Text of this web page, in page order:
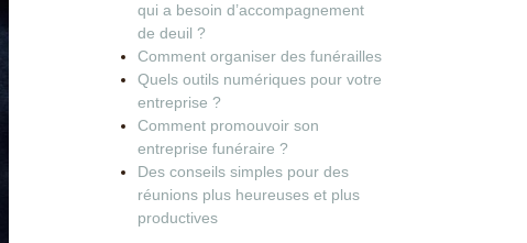
qui a besoin d’accompagnement
de deuil ?
Comment organiser des funérailles
Quels outils numériques pour votre
entreprise ?
Comment promouvoir son
entreprise funéraire ?
Des conseils simples pour des
réunions plus heureuses et plus
productives